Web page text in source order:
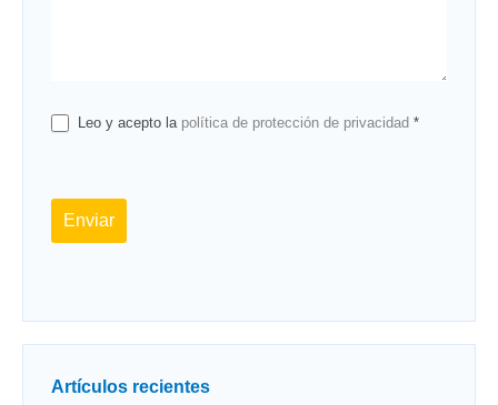
Leo y acepto la política de protección de privacidad *
Enviar
Artículos recientes